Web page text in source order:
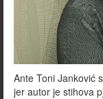
Ante Toni Janković
jer autor je stihova